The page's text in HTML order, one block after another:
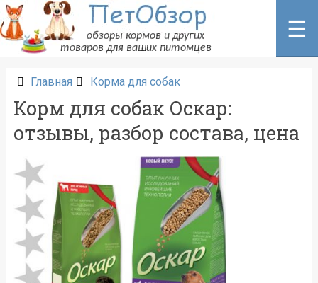
Перейти
к
содержанию
☰
Главная Корма для собак
Корм для собак Оскар:
отзывы, разбор состава, цена